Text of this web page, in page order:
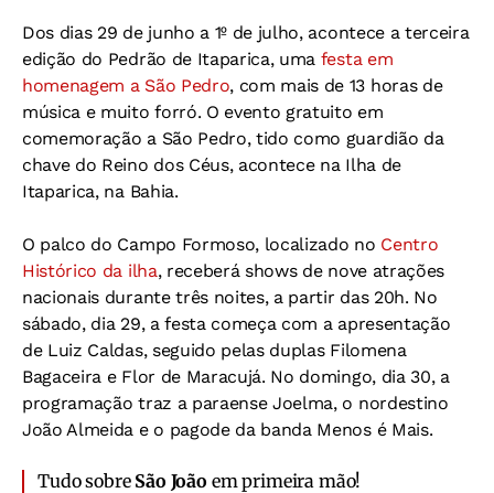
Dos dias 29 de junho a 1º de julho, acontece a terceira
edição do Pedrão de Itaparica, uma festa em
homenagem a São Pedro, com mais de 13 horas de
música e muito forró. O evento gratuito em
comemoração a São Pedro, tido como guardião da
chave do Reino dos Céus, acontece na Ilha de
Itaparica, na Bahia.
O palco do Campo Formoso, localizado no Centro
Histórico da ilha, receberá shows de nove atrações
nacionais durante três noites, a partir das 20h. No
sábado, dia 29, a festa começa com a apresentação
de Luiz Caldas, seguido pelas duplas Filomena
Bagaceira e Flor de Maracujá. No domingo, dia 30, a
programação traz a paraense Joelma, o nordestino
João Almeida e o pagode da banda Menos é Mais.
Tudo sobre São João em primeira mão!